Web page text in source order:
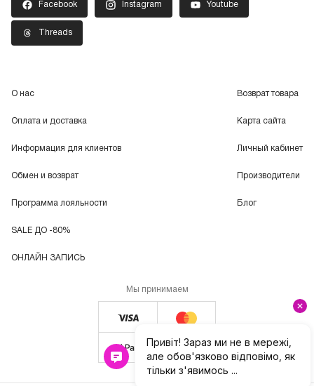
Facebook Instagram Youtube
Threads
О нас
Оплата и доставка
Информация для клиентов
Обмен и возврат
Программа лояльности
SALE ДО -80%
ОНЛАЙН ЗАПИСЬ
Возврат товара
Карта сайта
Личный кабинет
Производители
Блог
Мы принимаем